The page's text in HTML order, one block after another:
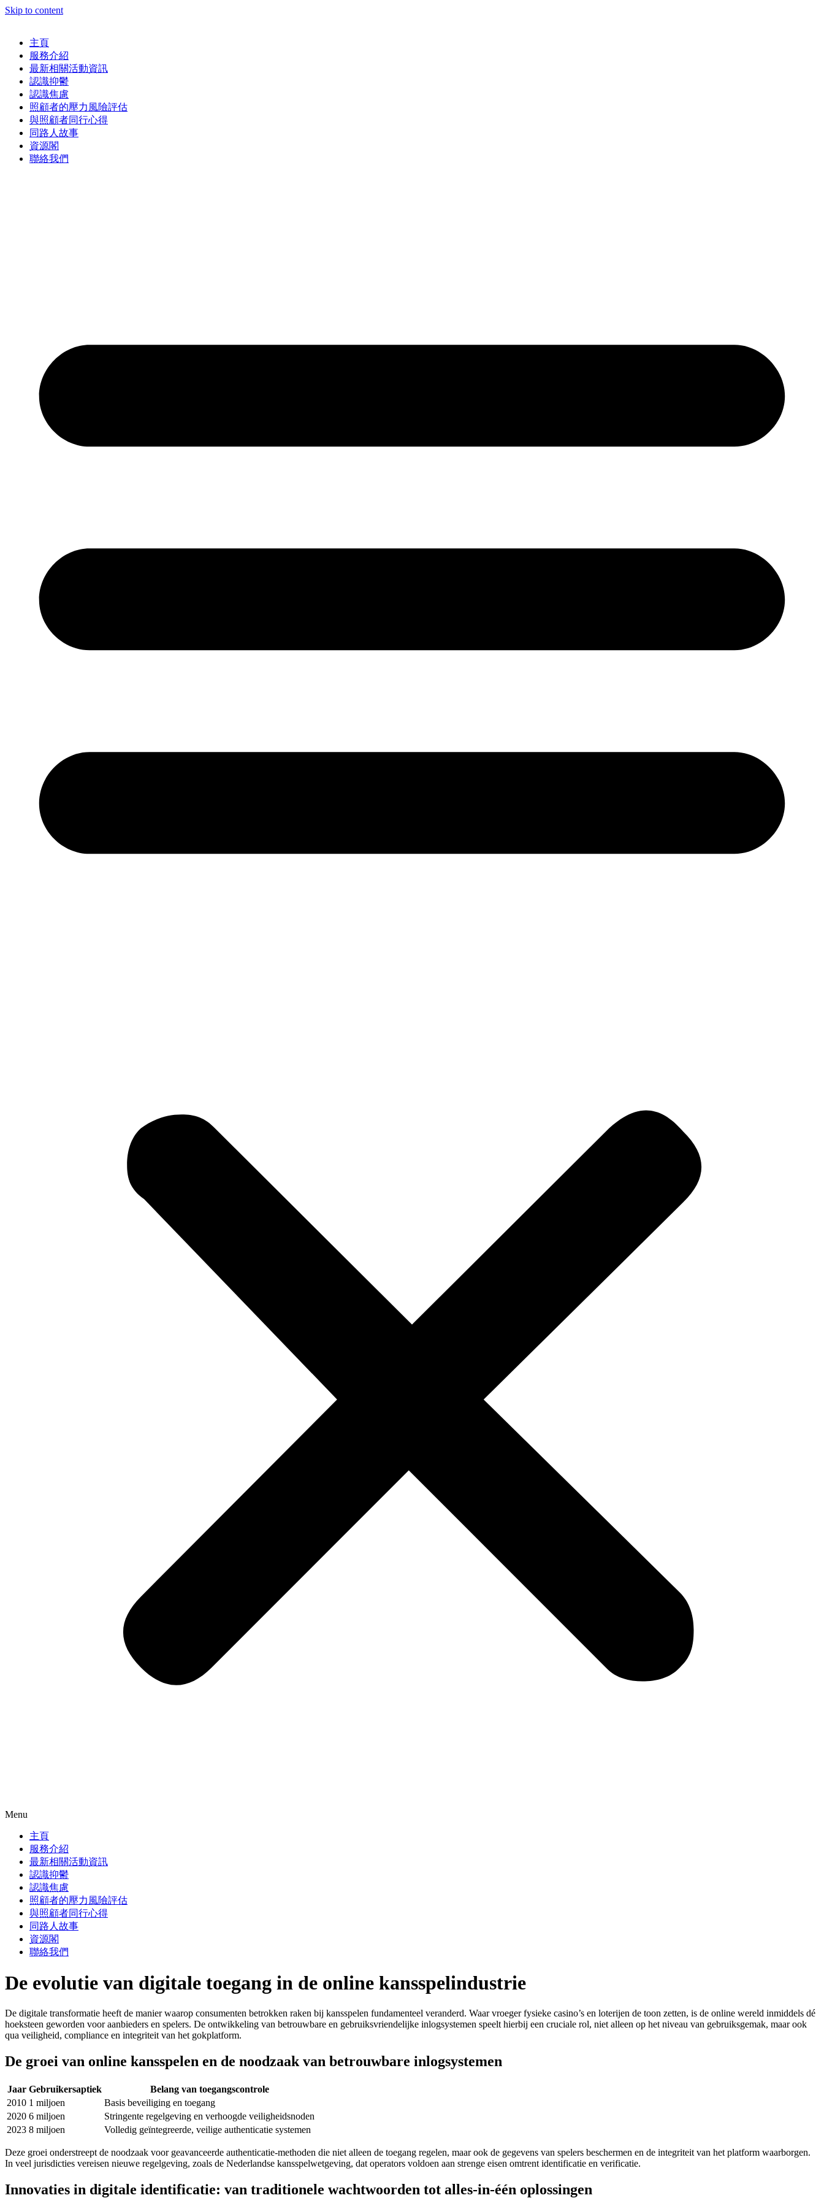
Skip to content
主頁
服務介紹
最新相關活動資訊
認識抑鬱
認識焦慮
照顧者的壓力風險評估
與照顧者同行心得
同路人故事
資源閣
聯絡我們
Menu
主頁
服務介紹
最新相關活動資訊
認識抑鬱
認識焦慮
照顧者的壓力風險評估
與照顧者同行心得
同路人故事
資源閣
聯絡我們
De evolutie van digitale toegang in de online kansspelindustrie
De digitale transformatie heeft de manier waarop consumenten betrokken raken bij kansspelen fundamenteel veranderd. Waar vroeger fysieke casino’s en loterijen de toon zetten, is de online wereld inmiddels dé
hoeksteen geworden voor aanbieders en spelers. De ontwikkeling van betrouwbare en gebruiksvriendelijke inlogsystemen speelt hierbij een cruciale rol, niet alleen op het niveau van gebruiksgemak, maar ook
qua veiligheid, compliance en integriteit van het gokplatform.
De groei van online kansspelen en de noodzaak van betrouwbare inlogsystemen
Jaar Gebruikersaptiek
Belang van toegangscontrole
2010 1 miljoen
Basis beveiliging en toegang
2020 6 miljoen
Stringente regelgeving en verhoogde veiligheidsnoden
2023 8 miljoen Volledig geïntegreerde, veilige authenticatie systemen
Deze groei onderstreept de noodzaak voor geavanceerde authenticatie-methoden die niet alleen de toegang regelen, maar ook de gegevens van spelers beschermen en de integriteit van het platform waarborgen.
In veel jurisdicties vereisen nieuwe regelgeving, zoals de Nederlandse kansspelwetgeving, dat operators voldoen aan strenge eisen omtrent identificatie en verificatie.
Innovaties in digitale identificatie: van traditionele wachtwoorden tot alles-in-één oplossingen